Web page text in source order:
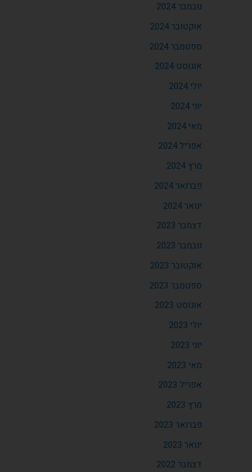
נובמבר 2024
אוקטובר 2024
ספטמבר 2024
אוגוסט 2024
יולי 2024
יוני 2024
מאי 2024
אפריל 2024
מרץ 2024
פברואר 2024
ינואר 2024
דצמבר 2023
נובמבר 2023
אוקטובר 2023
ספטמבר 2023
אוגוסט 2023
יולי 2023
יוני 2023
מאי 2023
אפריל 2023
מרץ 2023
פברואר 2023
ינואר 2023
דצמבר 2022